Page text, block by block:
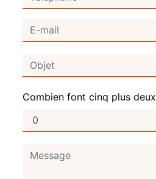
Combien font cinq plus deux